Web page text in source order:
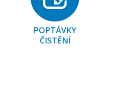
POPTÁVKY
ČISTĚNÍ